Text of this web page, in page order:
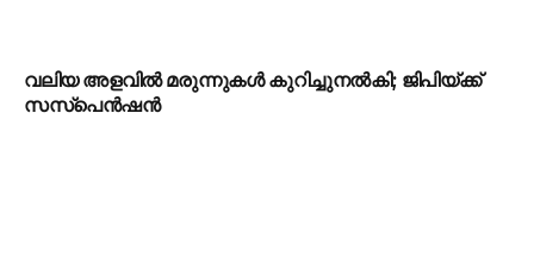
വലിയ അളവിൽ മരുന്നുകൾ കുറിച്ചുനൽകി; ജിപിയ്ക്ക്
സസ്‌പെൻഷൻ